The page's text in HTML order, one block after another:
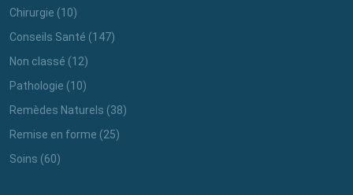
Chirurgie (10)
Conseils Santé (147)
Non classé (12)
Pathologie (10)
Remèdes Naturels (38)
Remise en forme (25)
Soins (60)